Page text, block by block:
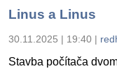
Linus a Linus
30.11.2025 | 19:40 |
Stavba počítača